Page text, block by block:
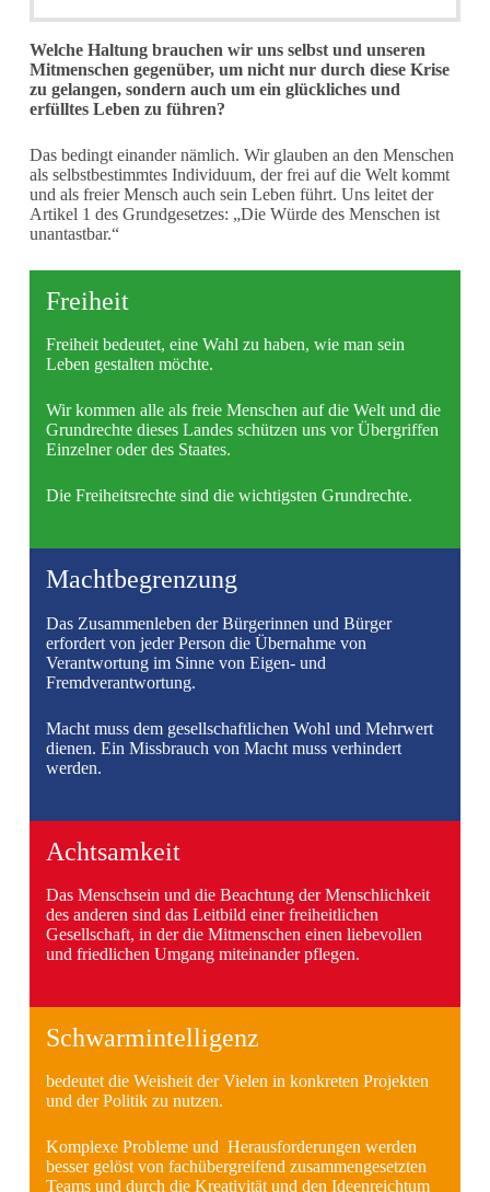
Welche Haltung brauchen wir uns selbst und unseren
Mitmenschen gegenüber, um nicht nur durch diese Krise
zu gelangen, sondern auch um ein glückliches und
erfülltes Leben zu führen?
Das bedingt einander nämlich. Wir glauben an den Menschen
als selbstbestimmtes Individuum, der frei auf die Welt kommt
und als freier Mensch auch sein Leben führt. Uns leitet der
Artikel 1 des Grundgesetzes: „Die Würde des Menschen ist
unantastbar.“
Freiheit
Freiheit bedeutet, eine Wahl zu haben, wie man sein
Leben gestalten möchte.
Wir kommen alle als freie Menschen auf die Welt und die
Grundrechte dieses Landes schützen uns vor Übergriffen
Einzelner oder des Staates.
Die Freiheitsrechte sind die wichtigsten Grundrechte.
Machtbegrenzung
Das Zusammenleben der Bürgerinnen und Bürger
erfordert von jeder Person die Übernahme von
Verantwortung im Sinne von Eigen- und
Fremdverantwortung.
Macht muss dem gesellschaftlichen Wohl und Mehrwert
dienen. Ein Missbrauch von Macht muss verhindert
werden.
Achtsamkeit
Das Menschsein und die Beachtung der Menschlichkeit
des anderen sind das Leitbild einer freiheitlichen
Gesellschaft, in der die Mitmenschen einen liebevollen
und friedlichen Umgang miteinander pflegen.
Schwarmintelligenz
bedeutet die Weisheit der Vielen in konkreten Projekten
und der Politik zu nutzen.
Komplexe Probleme und Herausforderungen werden
besser gelöst von fachübergreifend zusammengesetzten
Teams und durch die Kreativität und den Ideenreichtum